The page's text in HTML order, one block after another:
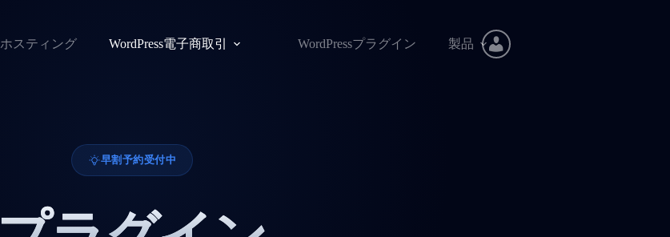
ホスティング WordPress電子商取引 WordPressプラグイン 製品
早割予約受付中